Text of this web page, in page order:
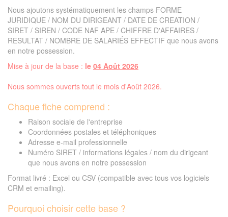
Nous ajoutons systématiquement les champs FORME
JURIDIQUE / NOM DU DIRIGEANT / DATE DE CREATION /
SIRET / SIREN / CODE NAF APE / CHIFFRE D'AFFAIRES /
RESULTAT / NOMBRE DE SALARIÉS EFFECTIF que nous avons
en notre possession.
Mise à jour de la base : le 04 Août 2026
Nous sommes ouverts tout le mois d'Août 2026.
Chaque fiche comprend :
Raison sociale de l'entreprise
Coordonnées postales et téléphoniques
Adresse e-mail professionnelle
Numéro SIRET / informations légales / nom du dirigeant
que nous avons en notre possession
Format livré : Excel ou CSV (compatible avec tous vos logiciels
CRM et emailing).
Pourquoi choisir cette base ?